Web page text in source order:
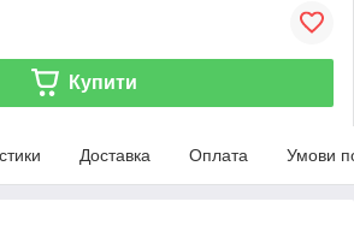
Купити
Доставка Оплата Умови